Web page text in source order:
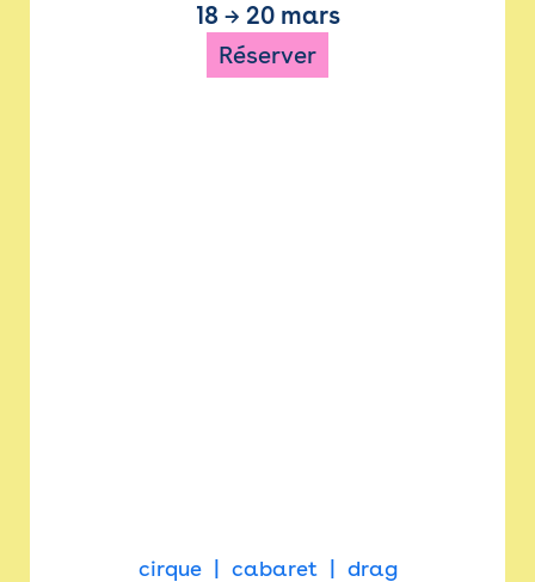
18 → 20 mars
Réserver
cirque cabaret drag